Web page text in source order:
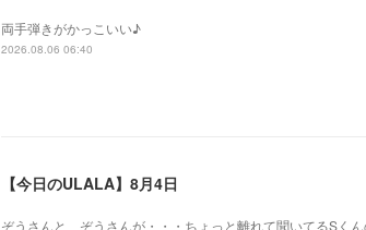
両手弾きがかっこいい♪
2026.08.06 06:40
【今日のULALA】8月4日
ぞうさんと、ぞうさんが・・・ちょっと離れて聞いてるSくん